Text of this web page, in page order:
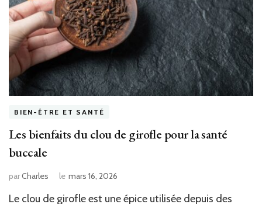
BIEN-ÊTRE ET SANTÉ
Les bienfaits du clou de girofle pour la santé
buccale
parCharles le mars 16, 2026
Le clou de girofle est une épice utilisée depuis des